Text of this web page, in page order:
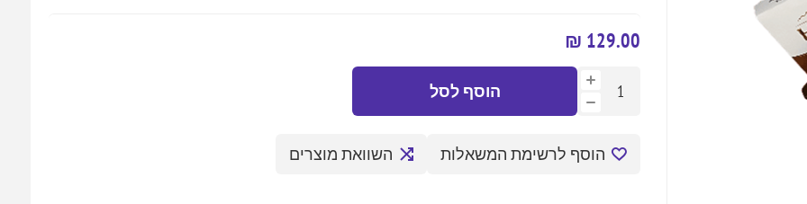
129.00 ₪
הוסף לסל
הוסף לרשימת המשאלות השוואת מוצרים